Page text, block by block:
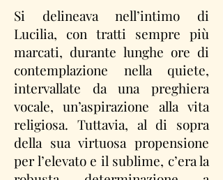
Si delineava nell’intimo di
Lucilia, con tratti sempre più
marcati, durante lunghe ore di
contemplazione nella quiete,
intervallate da una preghiera
vocale, un’aspirazione alla vita
religiosa. Tuttavia, al di sopra
della sua virtuosa propensione
per l’elevato e il sublime, c’era la